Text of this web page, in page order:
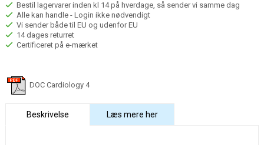
Bestil lagervarer inden kl 14 på hverdage, så sender vi samme dag
Alle kan handle - Login ikke nødvendigt
Vi sender både til EU og udenfor EU
14 dages returret
Certificeret på e-mærket
DOC Cardiology 4
Beskrivelse Læs mere her